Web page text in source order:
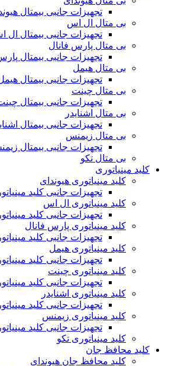
تجهیزات جانبی بیمتال
بی متال ال اس
تجهیزات جانبی بیمتال ال
بی متال پارس فانال
تجهیزات جانبی بیمتال
بی متال هیمل
تجهیزات جانبی بیمتال
بی متال چینت
تجهیزات جانبی بیمتال
بی متال اشنایدر
تجهیزات جانبی بیمتال
بی متال زیمنس
تجهیزات جانبی بیمتال
بی متال تکو
کلید مینیاتوری
کلید مینیاتوری هیوندای
تجهیزات جانبی کلید
کلید مینیاتوری ال اس
تجهیزات جانبی کلید
کلید مینیاتوری پارس فانال
تجهیزات جانبی کلید
کلید مینیاتوری هیمل
تجهیزات جانبی کلید
کلید مینیاتوری چینت
تجهیزات جانبی کلید
کلید مینیاتوری اشنایدر
تجهیزات جانبی کلید
کلید مینیاتوری زیمنس
تجهیزات جانبی کلید
کلید مینیاتوری تکو
کلید محافظ جان
کلید محافظ جان هیوندای